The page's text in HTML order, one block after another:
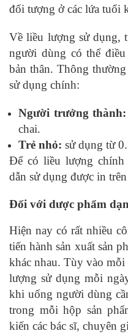
đối tượng ở các lứa tuổi
Về liều lượng sử dụng,
người dùng có thể
bản thân. Thông
sử dụng chính:
Người trưởng thành:
chai.
Trẻ nhỏ: sử dụng từ
Để có liều lượng chính
dẫn sử dụng được in
Đối với dược phẩm
Hiện nay có rất nhiều
tiến hành sản xuất sản
khác nhau. Tùy vào
lượng sử dụng mỗi
khi uống người dùng
trong mỗi hộp sản
kiến các bác sĩ, chuyên